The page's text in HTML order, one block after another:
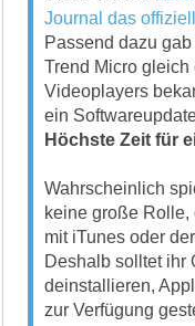
Journal das
Passend dazu
Trend Micro gleich
Videoplayers
ein
Höchste Zeit für
Wahrscheinlich
keine große Rolle,
mit iTunes oder
Deshalb solltet ihr
deinstallieren,
zur Verfügung